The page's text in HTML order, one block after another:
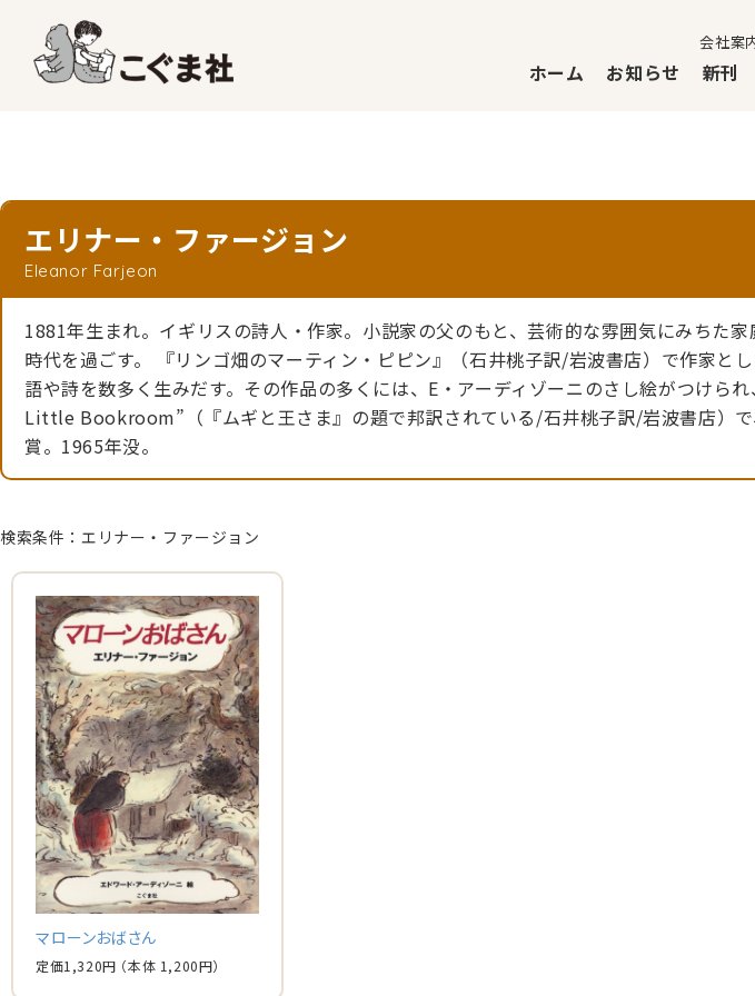
会社案
ホーム お知らせ 新刊
エリナー・ファージョン
Eleanor Farjeon
1881年生まれ。イギリスの詩人・作家。小説家の父のもと、芸術的な雰囲気にみちた
時代を過ごす。 『リンゴ畑のマーティン・ピピン』（石井桃子訳/岩波書店）で作家と
語や詩を数多く生みだす。その作品の多くには、E・アーディゾーニのさし絵がつけら
Little Bookroom”（『ムギと王さま』の題で邦訳されている/石井桃子訳/岩波書店）
賞。1965年没。
検索条件：エリナー・ファージョン
マローンおばさん
定価1,320円 （本体 1,200円）